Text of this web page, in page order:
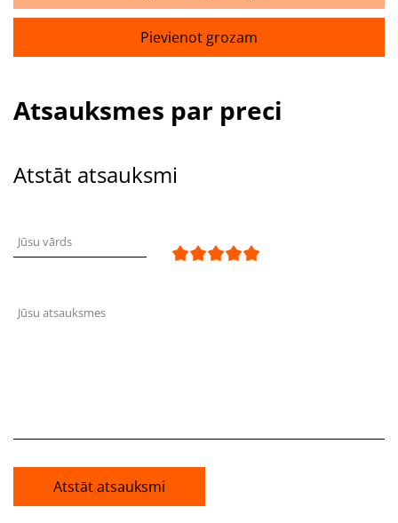
Pievienot grozam
Atsauksmes par preci
Atstāt atsauksmi
Jūsu vārds
Jūsu atsauksmes
Atstāt atsauksmi